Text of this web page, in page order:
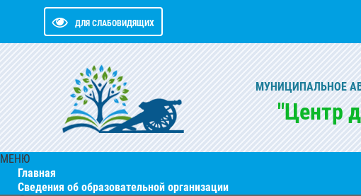
ДЛЯ СЛАБОВИДЯЩИХ
МУНИЦИПАЛЬНОЕ
"Центр
МЕНЮ
Главная
Сведения об образовательной организации